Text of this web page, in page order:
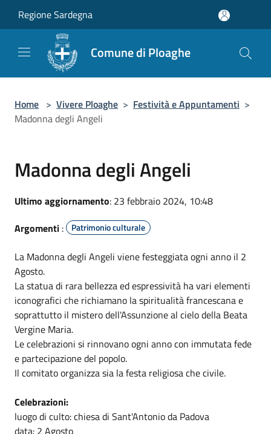
Regione Sardegna
Comune di Ploaghe
Home > Vivere Ploaghe > Festività e Appuntamenti >
Madonna degli Angeli
Madonna degli Angeli
Ultimo aggiornamento: 23 febbraio 2024, 10:48
Argomenti : Patrimonio culturale
La Madonna degli Angeli viene festeggiata ogni anno il 2
Agosto.
La statua di rara bellezza ed espressività ha vari elementi
iconografici che richiamano la spiritualità francescana e
soprattutto il mistero dell'Assunzione al cielo della Beata
Vergine Maria.
Le celebrazioni si rinnovano ogni anno con immutata fede
e partecipazione del popolo.
Il comitato organizza sia la festa religiosa che civile.
Celebrazioni:
luogo di culto: chiesa di Sant'Antonio da Padova
data: 2 Agosto